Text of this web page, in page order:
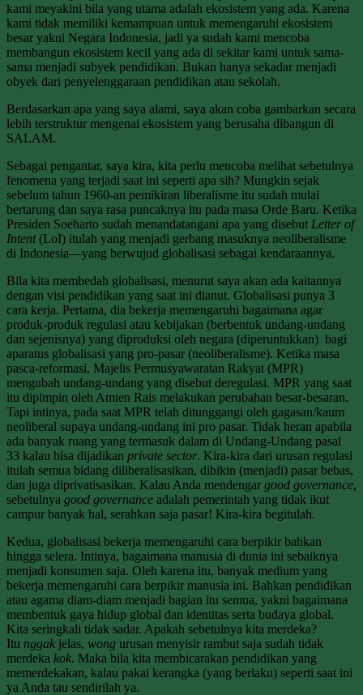
kami meyakini bila yang utama adalah ekosistem yang ada. Karena
kami tidak memiliki kemampuan untuk memengaruhi ekosistem
besar yakni Negara Indonesia, jadi ya sudah kami mencoba
membangun ekosistem kecil yang ada di sekitar kami untuk sama-
sama menjadi subyek pendidikan. Bukan hanya sekadar menjadi
obyek dari penyelenggaraan pendidikan atau sekolah.
Berdasarkan apa yang saya alami, saya akan coba gambarkan secara
lebih terstruktur mengenai ekosistem yang berusaha dibangun di
SALAM.
Sebagai pengantar, saya kira, kita perlu mencoba melihat sebetulnya
fenomena yang terjadi saat ini seperti apa sih? Mungkin sejak
sebelum tahun 1960-an pemikiran liberalisme itu sudah mulai
bertarung dan saya rasa puncaknya itu pada masa Orde Baru. Ketika
Presiden Soeharto sudah menandatangani apa yang disebut Letter of
Intent(LoI) itulah yang menjadi gerbang masuknya neoliberalisme
di Indonesia—yang berwujud globalisasi sebagai kendaraannya.
Bila kita membedah globalisasi, menurut saya akan ada kaitannya
dengan visi pendidikan yang saat ini dianut. Globalisasi punya 3
cara kerja. Pertama, dia bekerja memengaruhi bagaimana agar
produk-produk regulasi atau kebijakan (berbentuk undang-undang
dan sejenisnya) yang diproduksi oleh negara (diperuntukkan) bagi
aparatus globalisasi yang pro-pasar (neoliberalisme). Ketika masa
pasca-reformasi, Majelis Permusyawaratan Rakyat (MPR)
mengubah undang-undang yang disebut deregulasi. MPR yang saat
itu dipimpin oleh Amien Rais melakukan perubahan besar-besaran.
Tapi intinya, pada saat MPR telah ditunggangi oleh gagasan/kaum
neoliberal supaya undang-undang ini pro pasar. Tidak heran apabila
ada banyak ruang yang termasuk dalam di Undang-Undang pasal
33 kalau bisa dijadikan private sector. Kira-kira dari urusan regulasi
itulah semua bidang diliberalisasikan, dibikin (menjadi) pasar bebas,
dan juga diprivatisasikan. Kalau Anda mendengar good governance,
sebetulnya good governance adalah pemerintah yang tidak ikut
campur banyak hal, serahkan saja pasar! Kira-kira begitulah.
Kedua, globalisasi bekerja memengaruhi cara berpikir bahkan
hingga selera. Intinya, bagaimana manusia di dunia ini sebaiknya
menjadi konsumen saja. Oleh karena itu, banyak medium yang
bekerja memengaruhi cara berpikir manusia ini. Bahkan pendidikan
atau agama diam-diam menjadi bagian itu semua, yakni bagaimana
membentuk gaya hidup global dan identitas serta budaya global.
Kita seringkali tidak sadar. Apakah sebetulnya kita merdeka?
Itu nggak jelas, wong urusan menyisir rambut saja sudah tidak
merdeka kok. Maka bila kita membicarakan pendidikan yang
memerdekakan, kalau pakai kerangka (yang berlaku) seperti saat ini
ya Anda tau sendirilah ya.